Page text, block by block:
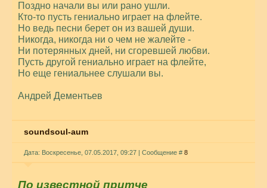
Поздно начали вы или рано ушли.
Кто-то пусть гениально играет на флейте.
Но ведь песни берет он из вашей души.
Никогда, никогда ни о чем не жалейте -
Ни потерянных дней, ни сгоревшей любви.
Пусть другой гениально играет на флейте,
Но еще гениальнее слушали вы.
Андрей Дементьев
soundsoul-aum
Дата: Воскресенье, 07.05.2017, 09:27 | Сообщение # 8
По известной притче